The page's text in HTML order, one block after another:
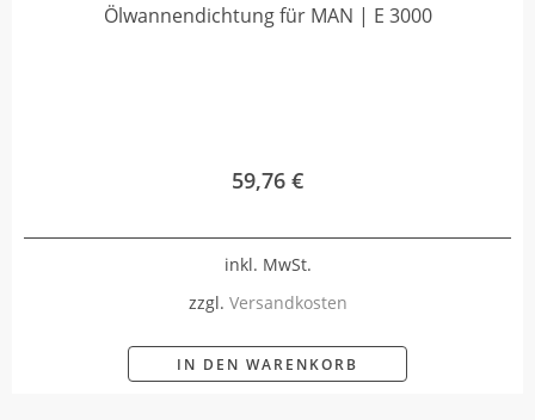
Ölwannendichtung für MAN | E 3000
59,76 €
inkl. MwSt.
zzgl. Versandkosten
IN DEN WARENKORB